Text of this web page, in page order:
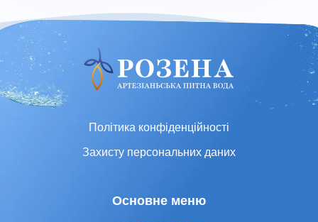
Політика конфіденційності
Захисту персональних даних
Основне меню